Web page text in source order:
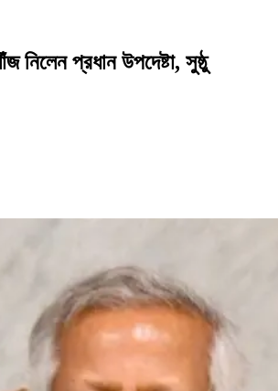
নিলেন প্রধান উপদেষ্টা, সুষ্ঠু